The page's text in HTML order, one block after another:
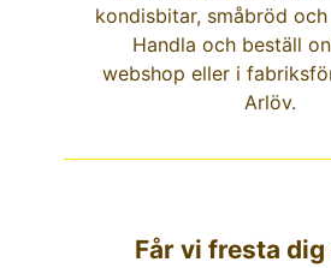
kondisbitar, småbröd
Handla och beställ
webshop eller i
Arlöv.
Får vi fresta dig